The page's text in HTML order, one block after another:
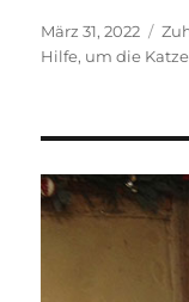
Veröffentlicht
am
März 31, 2022
Hilfe, um die